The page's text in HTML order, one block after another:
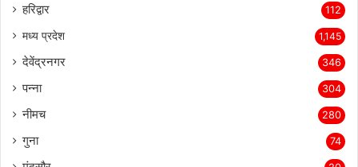
हरिद्वार 112
मध्य प्रदेश 1,145
देवेंद्रनगर 346
पन्ना 304
नीमच 280
गुना 74